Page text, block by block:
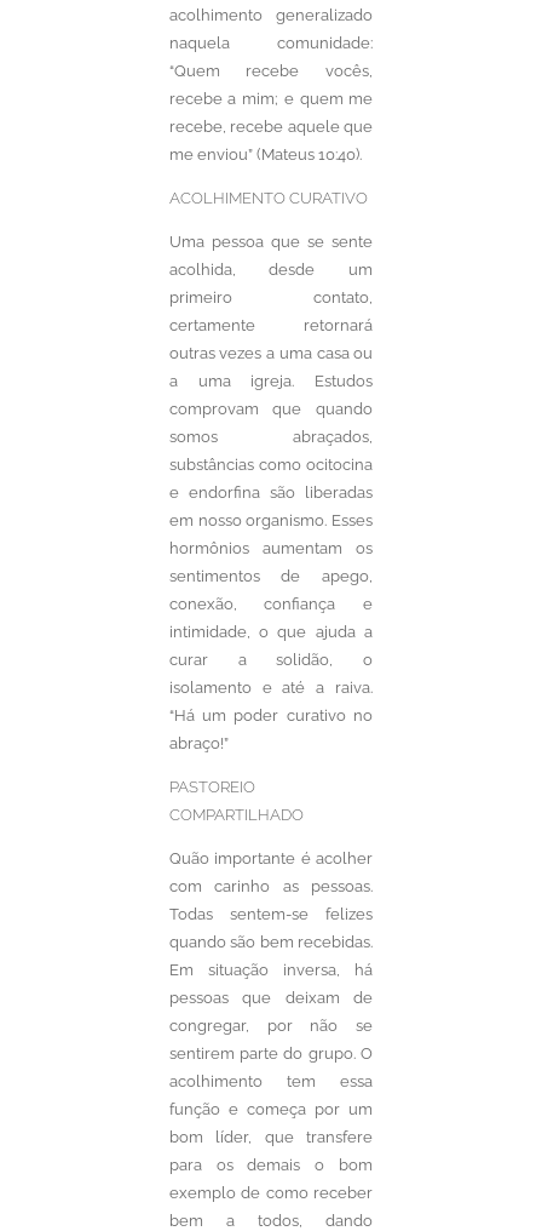
acolhimento generalizado
naquela comunidade:
“Quem recebe vocês,
recebe a mim; e quem me
recebe, recebe aquele que
me enviou” (Mateus 10:40).
ACOLHIMENTO CURATIVO
Uma pessoa que se sente
acolhida, desde um
primeiro contato,
certamente retornará
outras vezes a uma casa ou
a uma igreja. Estudos
comprovam que quando
somos abraçados,
substâncias como ocitocina
e endorfina são liberadas
em nosso organismo. Esses
hormônios aumentam os
sentimentos de apego,
conexão, confiança e
intimidade, o que ajuda a
curar a solidão, o
isolamento e até a raiva.
“Há um poder curativo no
abraço!”
PASTOREIO
COMPARTILHADO
Quão importante é acolher
com carinho as pessoas.
Todas sentem-se felizes
quando são bem recebidas.
Em situação inversa, há
pessoas que deixam de
congregar, por não se
sentirem parte do grupo. O
acolhimento tem essa
função e começa por um
bom líder, que transfere
para os demais o bom
exemplo de como receber
bem a todos, dando